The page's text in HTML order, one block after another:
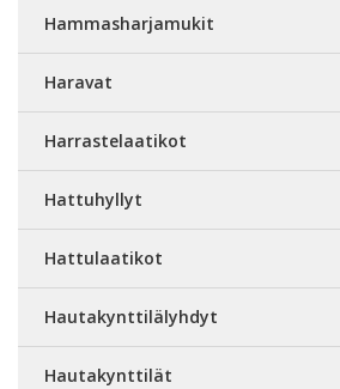
Hammasharjamukit
Haravat
Harrastelaatikot
Hattuhyllyt
Hattulaatikot
Hautakynttilälyhdyt
Hautakynttilät